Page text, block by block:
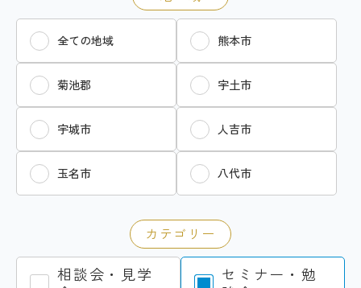
全ての地域 熊本市
菊池郡 宇土市
宇城市 人吉市
玉名市 八代市
カテゴリー
相談会・見学
セミナー・勉